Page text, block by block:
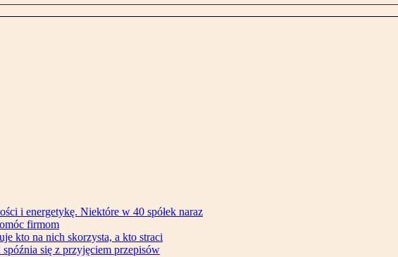
i energetykę. Niektóre w 40 spółek naraz
firmom
kto na nich skorzysta, a kto straci
się z przyjęciem przepisów